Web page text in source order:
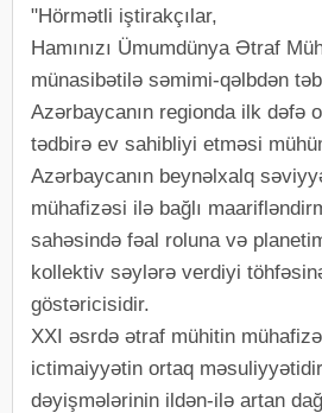
"Hörmətli iştirakçılar,
Hamınızı Ümumdünya Ətraf
münasibətilə səmimi-qəlbdən
Azərbaycanın regionda ilk dəfə
tədbirə ev sahibliyi etməsi
Azərbaycanın beynəlxalq
mühafizəsi ilə bağlı
sahəsində fəal roluna və
kollektiv səylərə verdiyi
göstəricisidir.
XXI əsrdə ətraf mühitin
ictimaiyyətin ortaq
dəyişmələrinin ildən-ilə artan